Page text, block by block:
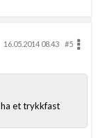
16.05.2014 08.43
#5
et trykkfast